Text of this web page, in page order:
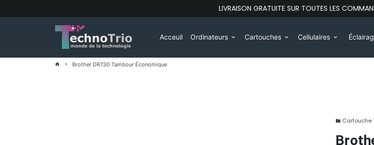
au
LIVRAISON GRATUITE SUR TOUTES LES
Acceuil Ordinateurs keyboard_arrow_down Cartouches keyboard_arrow_down Cellulaires keyboard_arrow_down
home keyboard_arrow_right Brother DR730 Tambour Économique
folder Cartouche